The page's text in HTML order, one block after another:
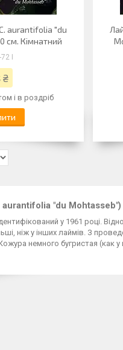
aurantifolia "du
см. Кімнатний
I
₴
і в роздріб
aurantifolia "du Mohtasseb")
у 1961 році.
ніж у інших лаймів. З
немного бугристая (как